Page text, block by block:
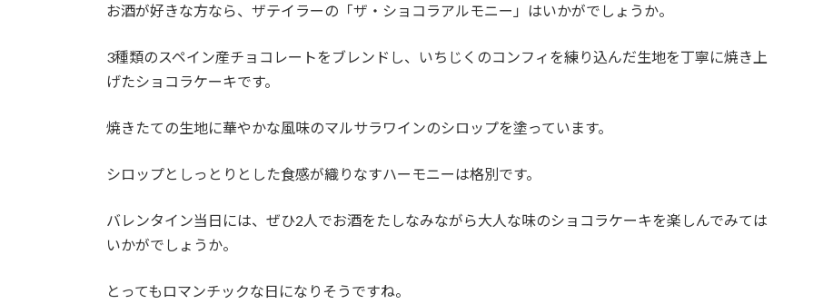
お酒が好きな方なら、ザテイラーの「ザ・ショコラアルモニー」はいかがでしょうか。
3種類のスペイン産チョコレートをブレンドし、いちじくのコンフィを練り込んだ生地を丁寧に焼き上
げたショコラケーキです。
焼きたての生地に華やかな風味のマルサラワインのシロップを塗っています。
シロップとしっとりとした食感が織りなすハーモニーは格別です。
バレンタイン当日には、ぜひ2人でお酒をたしなみながら大人な味のショコラケーキを楽しんでみては
いかがでしょうか。
とってもロマンチックな日になりそうですね。